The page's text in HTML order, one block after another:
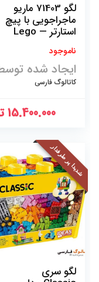
لگو 71403 ماریو
ماجراجویی با پیچ
استارتر — Lego
Adventures with
Peach Starter
Course
ناموجود
ایجاد شده
کاتالوگ فارسی
15.400.000
شدیدا پر طرفدار
لگو سری